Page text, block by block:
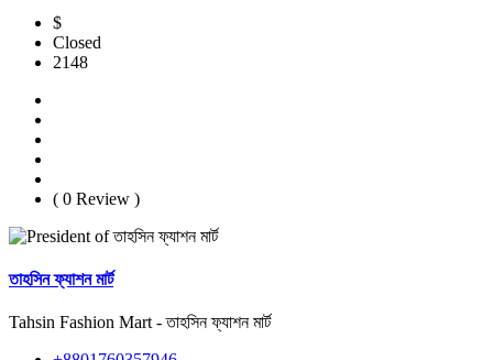
$
Closed
2148
( 0 Review )
তাহসিন ফ্যাশন মার্ট
Tahsin Fashion Mart - তাহসিন ফ্যাশন মার্ট